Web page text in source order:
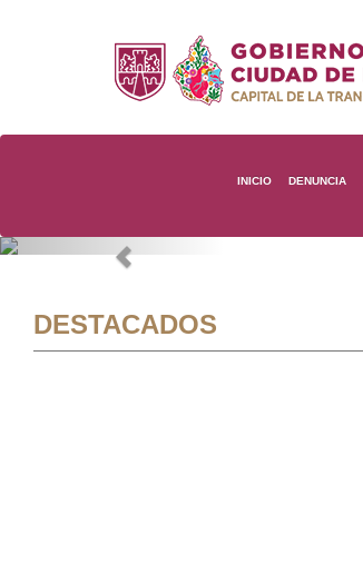
INICIO DENUNCIA
Previous
DESTACADOS